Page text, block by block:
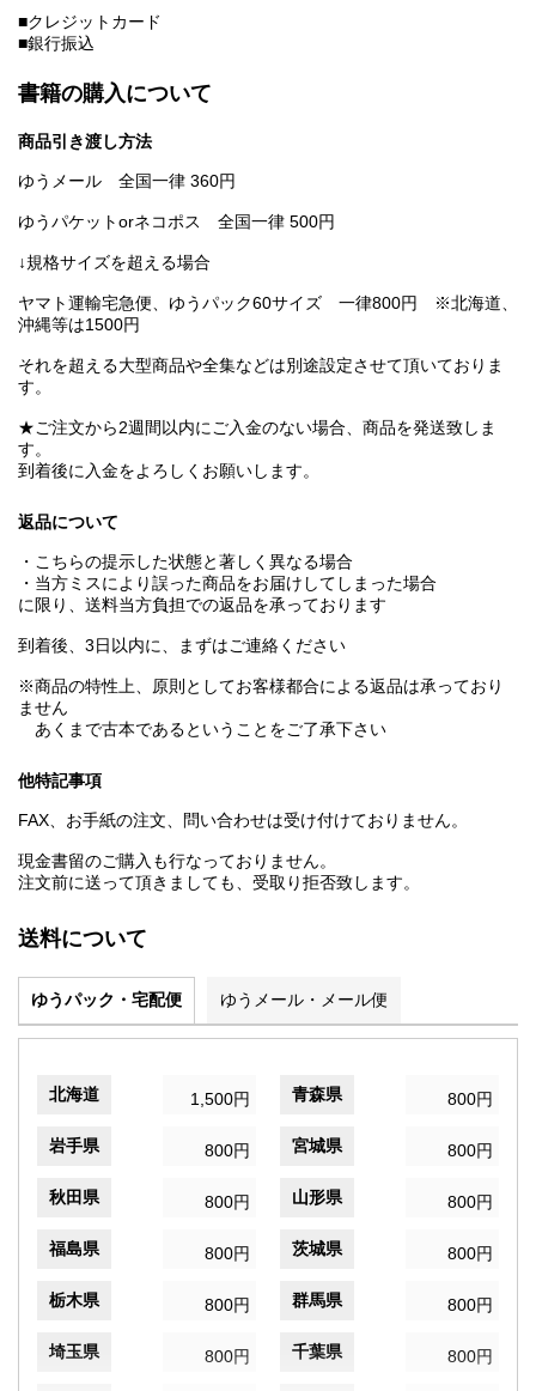
■クレジットカード
■銀行振込
書籍の購入について
商品引き渡し方法
ゆうメール 全国一律 360円
ゆうパケットorネコポス 全国一律 500円
↓規格サイズを超える場合
ヤマト運輸宅急便、ゆうパック60サイズ 一律800円 ※北海道、
沖縄等は1500円
それを超える大型商品や全集などは別途設定させて頂いておりま
す。
★ご注文から2週間以内にご入金のない場合、商品を発送致しま
す。
到着後に入金をよろしくお願いします。
返品について
・こちらの提示した状態と著しく異なる場合
・当方ミスにより誤った商品をお届けしてしまった場合
に限り、送料当方負担での返品を承っております
到着後、3日以内に、まずはご連絡ください
※商品の特性上、原則としてお客様都合による返品は承っており
ません
あくまで古本であるということをご了承下さい
他特記事項
FAX、お手紙の注文、問い合わせは受け付けておりません。
現金書留のご購入も行なっておりません。
注文前に送って頂きましても、受取り拒否致します。
送料について
ゆうパック・宅配便 ゆうメール・メール便
北海道 1,500円 青森県 800円
岩手県 800円 宮城県 800円
秋田県 800円 山形県 800円
福島県 800円 茨城県 800円
栃木県 800円 群馬県 800円
埼玉県 800円 千葉県 800円